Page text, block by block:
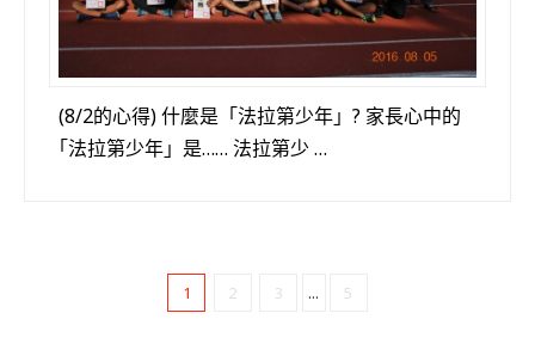
(8/2的心得) 什麼是「法拉第少年」? 家長心中的
「法拉第少年」是…… 法拉第少 …
1 2 3 ... 5